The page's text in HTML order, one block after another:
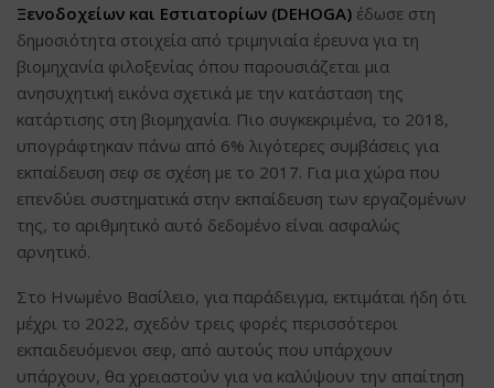
Ξενοδοχείων και Εστιατορίων (DEHOGA) έδωσε στη
δημοσιότητα στοιχεία από τριμηνιαία έρευνα για τη
βιομηχανία φιλοξενίας όπου παρουσιάζεται μια
ανησυχητική εικόνα σχετικά με την κατάσταση της
κατάρτισης στη βιομηχανία. Πιο συγκεκριμένα, το 2018,
υπογράφτηκαν πάνω από 6% λιγότερες συμβάσεις για
εκπαίδευση σεφ σε σχέση με το 2017. Για μια χώρα που
επενδύει συστηματικά στην εκπαίδευση των εργαζομένων
της, το αριθμητικό αυτό δεδομένο είναι ασφαλώς
αρνητικό.
Στο Ηνωμένο Βασίλειο, για παράδειγμα, εκτιμάται ήδη ότι
μέχρι το 2022, σχεδόν τρεις φορές περισσότεροι
εκπαιδευόμενοι σεφ, από αυτούς που υπάρχουν
υπάρχουν, θα χρειαστούν για να καλύψουν την απαίτηση